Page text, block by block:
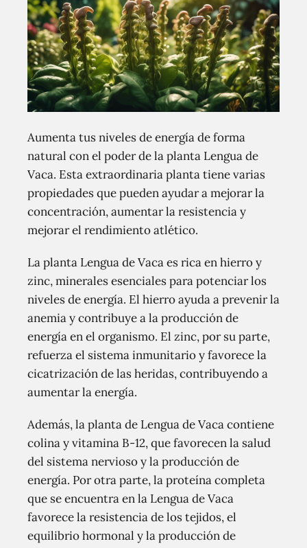
Aumenta tus niveles de energía de forma
natural con el poder de la planta Lengua de
Vaca. Esta extraordinaria planta tiene varias
propiedades que pueden ayudar a mejorar la
concentración, aumentar la resistencia y
mejorar el rendimiento atlético.
La planta Lengua de Vaca es rica en hierro y
zinc, minerales esenciales para potenciar los
niveles de energía. El hierro ayuda a prevenir la
anemia y contribuye a la producción de
energía en el organismo. El zinc, por su parte,
refuerza el sistema inmunitario y favorece la
cicatrización de las heridas, contribuyendo a
aumentar la energía.
Además, la planta de Lengua de Vaca contiene
colina y vitamina B-12, que favorecen la salud
del sistema nervioso y la producción de
energía. Por otra parte, la proteína completa
que se encuentra en la Lengua de Vaca
favorece la resistencia de los tejidos, el
equilibrio hormonal y la producción de